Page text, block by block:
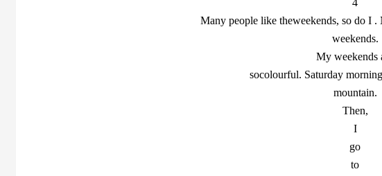
4
Many people like theweekends, so do I
weekends.
My weekends
socolourful. Saturday
mountain.
Then,
I
go
to